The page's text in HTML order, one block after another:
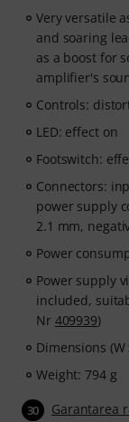
Very versatile
and soaring
as a boost for
amplifier's
Controls:
LED: effect on
Footswitch:
Connectors:
power supply
2.1 mm,
Power
Power supply
included,
Nr 409939)
Dimensions (W
Weight: 794 g
30 Garantarea